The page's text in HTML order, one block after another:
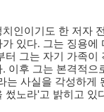
인이기도 한 저자
있다. 그는 징용
터 그는 자기 가족
이후 그는 본격적
는 사실을 각성하게
썼노라'고 밝히고 있